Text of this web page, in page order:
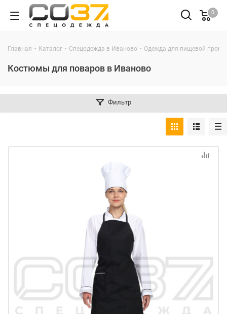
0
Главная - Каталог - Спецодежда в Иваново - Одежда для пищевой
Костюмы для поваров в Иваново
Фильтр